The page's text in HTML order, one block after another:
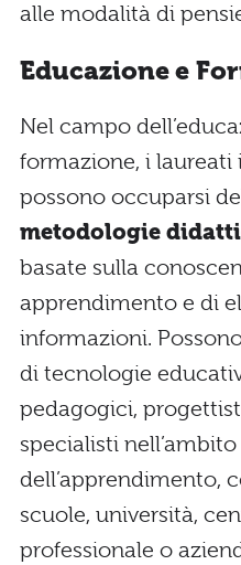
alle modalità di
Educazione e
Nel campo
formazione, i laureati
possono occuparsi
metodologie
basate sulla
apprendimento e di
informazioni.
di tecnologie
pedagogici,
specialisti
dell’apprendimento,
scuole, università,
professionale o